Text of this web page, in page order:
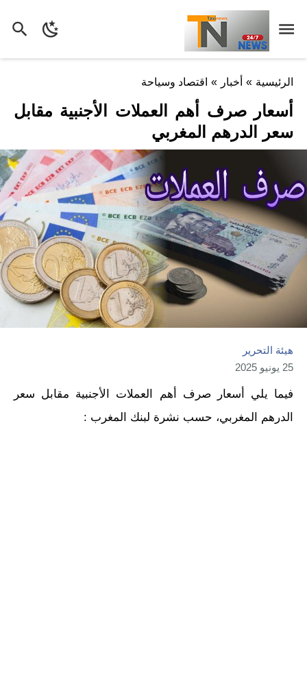
الرئيسية » أخبار » اقتصاد وسياحة
أسعار صرف أهم العملات الأجنبية مقابل
سعر الدرهم المغربي
هيئة التحرير
25 يونيو 2025
فيما يلي أسعار صرف أهم العملات الأجنبية مقابل سعر
الدرهم المغربي، حسب نشرة لبنك المغرب :